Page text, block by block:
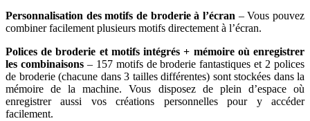
Personnalisation des motifs de broderie à l’écran – Vous pouvez
combiner facilement plusieurs motifs directement à l’écran.
Polices de broderie et motifs intégrés + mémoire où enregistrer
les combinaisons– 157 motifs de broderie fantastiques et 2 polices
de broderie (chacune dans 3 tailles différentes) sont stockées dans la
mémoire de la machine. Vous disposez de plein d’espace où
enregistrer aussi vos créations personnelles pour y accéder
facilement.